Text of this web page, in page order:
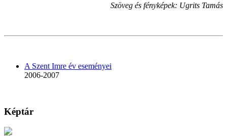
Szöveg és fényképek: Ugrits Tamás
A Szent Imre év eseményei
2006-2007
Képtár